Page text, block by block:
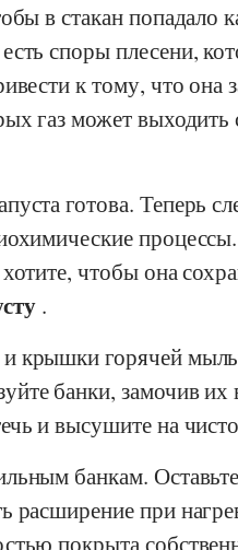
в стакан попадало
споры плесени,
к тому, что она
газ может выходить
готова. Теперь
чтобы она
.
крышки горячей
банки, замочив их
и высушите на
банкам.
расширение при
покрыта